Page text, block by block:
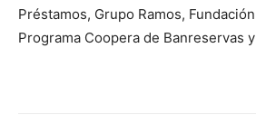
Préstamos, Grupo Ramos,
Programa Coopera de Banreservas